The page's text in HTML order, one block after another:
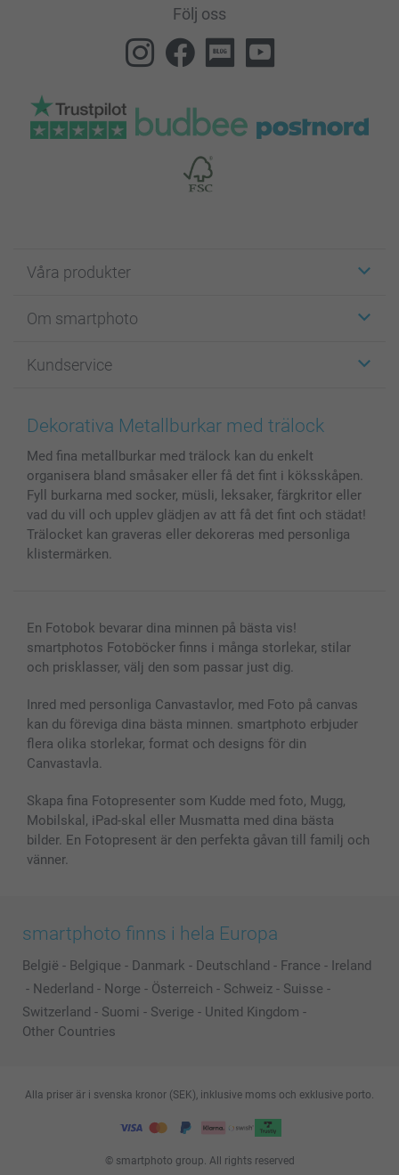
Följ oss
Våra produkter
Fotokort
Fotoböcker
Bilder, Fotoförstoring & Fotohäften
MyNameBook
Fotoalmanackor & Fotoagenda
Fotoramar & Tillbehör
Presentkort
Alla fotoprodukter
Om smartphoto
För affiliates
Cookie Policy
Villkor och garantier
Investor Relations
Kundservice
smartgaranti
Priser & betalning
Status på beställningar
Dekorativa Metallburkar med trälock
Med fina metallburkar med trälock kan du enkelt
organisera bland småsaker eller få det fint i köksskåpen.
Fyll burkarna med socker, müsli, leksaker, färgkritor eller
vad du vill och upplev glädjen av att få det fint och städat!
Trälocket kan graveras eller dekoreras med personliga
klistermärken.
En Fotobok bevarar dina minnen på bästa vis!
smartphotos Fotoböcker finns i många storlekar, stilar
och prisklasser, välj den som passar just dig.
Inred med personliga Canvastavlor, med Foto på canvas
kan du föreviga dina bästa minnen. smartphoto erbjuder
flera olika storlekar, format och designs för din
Canvastavla.
Skapa fina Fotopresenter som Kudde med foto, Mugg,
Mobilskal, iPad-skal eller Musmatta med dina bästa
bilder. En Fotopresent är den perfekta gåvan till familj och
vänner.
smartphoto finns i hela Europa
België - Belgique - Danmark - Deutschland - France - Ireland
- Nederland - Norge - Österreich - Schweiz - Suisse -
Switzerland - Suomi - Sverige - United Kingdom -
Other Countries
© smartphoto group. All rights reserved
Alla priser är i svenska kronor (SEK), inklusive moms och exklusive porto.